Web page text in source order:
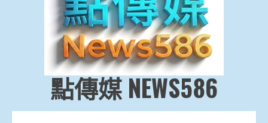
點傳媒 NEWS586